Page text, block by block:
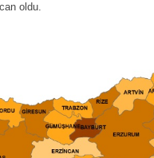
oldu.